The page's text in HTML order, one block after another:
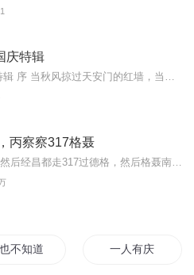
庆特辑
丙察察317格聂
不知道写了什么 一人有庆